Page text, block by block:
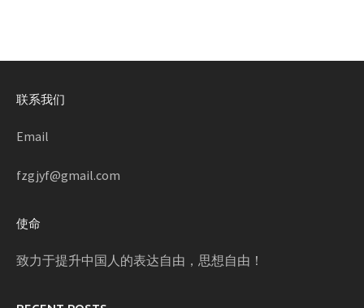
联系我们
Email
fzgjyf@gmail.com
使命
致力于提升中国人的表达自由，思想自由！